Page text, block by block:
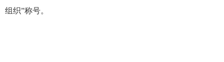
组织”称号。